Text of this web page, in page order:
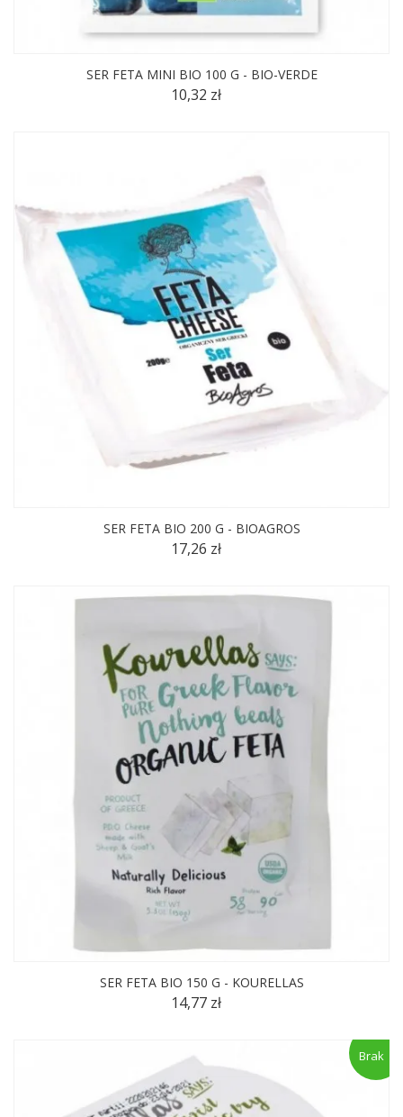
SER FETA MINI BIO 100 G - BIO-VERDE
10,32 zł
SER FETA BIO 200 G - BIOAGROS
17,26 zł
SER FETA BIO 150 G - KOURELLAS
14,77 zł
Brak